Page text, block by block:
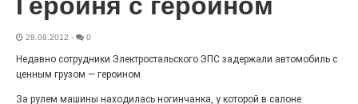
меняет облик.
28.08.2012 - 0
Недавно сотрудники Электростальского ЭПС задержали автомобиль с
ценным грузом — героином.
За рулем машины находилась ногинчанка, у которой в салоне